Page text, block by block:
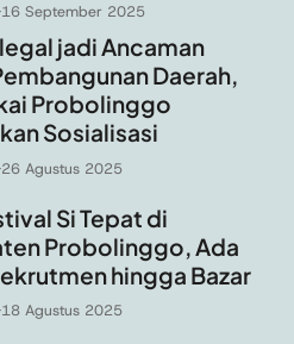
16 September 2025
jadi Ancaman
Daerah,
Probolinggo
Sosialisasi
26 Agustus 2025
Si Tepat di
Probolinggo, Ada
hingga Bazar
18 Agustus 2025